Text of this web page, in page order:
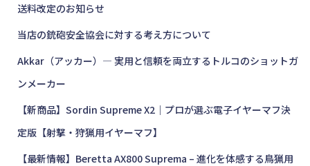
ー
ジ
送
り
送料改定のお知らせ
当店の銃砲安全協会に対する考え方について
Akkar（アッカー）― 実用と信頼を両立するトルコのショットガ
ンメーカー
【新商品】Sordin Supreme X2｜プロが選ぶ電子イヤーマフ決
定版【射撃・狩猟用イヤーマフ】
【最新情報】Beretta AX800 Suprema – 進化を体感する鳥猟用